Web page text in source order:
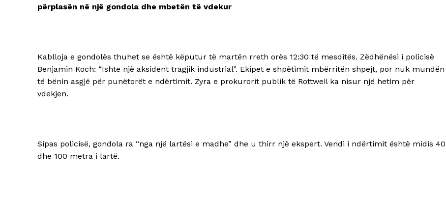
përplasën në një gondola dhe mbetën të vdekur
Kablloja e gondolës thuhet se është këputur të martën rreth orës 12:30 të mesditës. Zëdhënësi i policisë
Benjamin Koch: “Ishte një aksident tragjik industrial”. Ekipet e shpëtimit mbërritën shpejt, por nuk mundën
të bënin asgjë për punëtorët e ndërtimit. Zyra e prokurorit publik të Rottweil ka nisur një hetim për
vdekjen.
Sipas policisë, gondola ra “nga një lartësi e madhe” dhe u thirr një ekspert. Vendi i ndërtimit është midis 40
dhe 100 metra i lartë.